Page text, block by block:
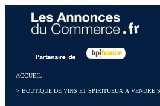
ACCUEIL
> BOUTIQUE DE VINS ET SPIRITUEUX À VENDRE
Panneau de gestion des cookies